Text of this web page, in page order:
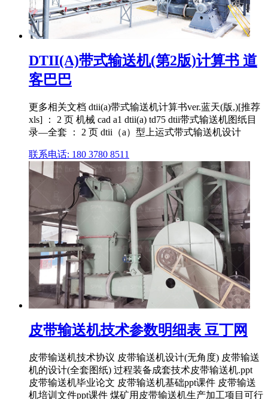
DTII(A)带式输送机(第2版)计算书 道
客巴巴
更多相关文档 dtii(a)带式输送机计算书ver.蓝天(版,)[推荐
xls] ： 2 页 机械 cad a1 dtii(a) td75 dtii带式输送机图纸目
录—全套 ： 2 页 dtii（a）型上运式带式输送机设计
联系电话: 180 3780 8511
皮带输送机技术参数明细表 豆丁网
皮带输送机技术协议 皮带输送机设计(无角度) 皮带输送
机的设计(全套图纸) 过程装备成套技术皮带输送机.ppt
皮带输送机毕业论文 皮带输送机基础ppt课件 皮带输送
机培训文件ppt课件 煤矿用皮带输送机生产加工项目可行